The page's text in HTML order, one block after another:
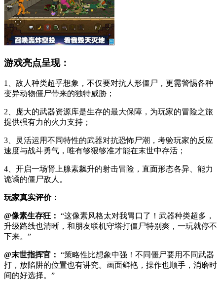
游戏亮点呈现：
1、敌人种类超乎想象，不仅要对抗人形僵尸，更需警惕各种
变异动物僵尸带来的独特威胁；
2、庞大的武器资源库是生存的最大保障，为玩家的冒险之旅
提供强有力的火力支持；
3、灵活运用不同特性的武器对抗恐怖尸潮，考验玩家的反应
速度与战斗勇气，唯有够狠够准才能在末世中存活；
4、开启一场肾上腺素飙升的射击冒险，直面形态各异、能力
诡谲的僵尸敌人。
玩家真实评价：
@像素生存狂： “这像素风格太对我胃口了！武器种类超多，
升级路线也清晰，和朋友联机守塔打僵尸特别爽，一玩就停不
下来。”
@末世指挥官： “策略性比想象中强！不同僵尸要用不同武器
打，放陷阱的位置也有讲究。画面鲜艳，操作也顺手，消磨时
间的好选择。”